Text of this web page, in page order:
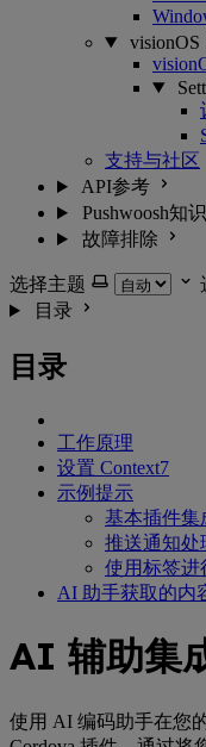
visionOS
支持与社区
API参考
Pushwoosh知
故障排除
选择主题
目录
目录
工作原理
设置 Context7
示例提示
基本插件集
推送通知处
使用标签进
AI 助手获取的内
AI 辅助集
使用 AI 编码助手在您